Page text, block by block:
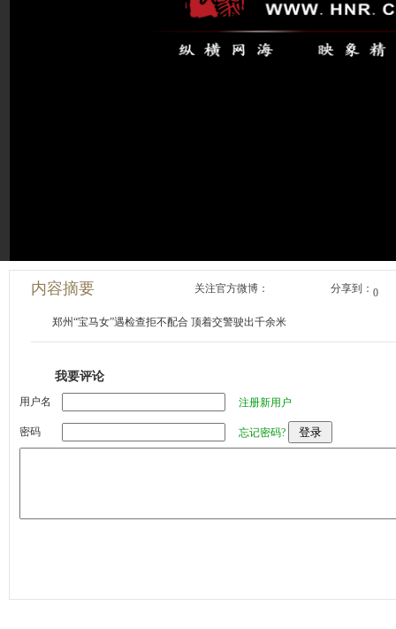
内容摘要 关注官方微博： 分享到： 0
郑州“宝马女”遇检查拒不配合 顶着交警驶出千余米
我要评论
用户名 注册新用户
密码 忘记密码?